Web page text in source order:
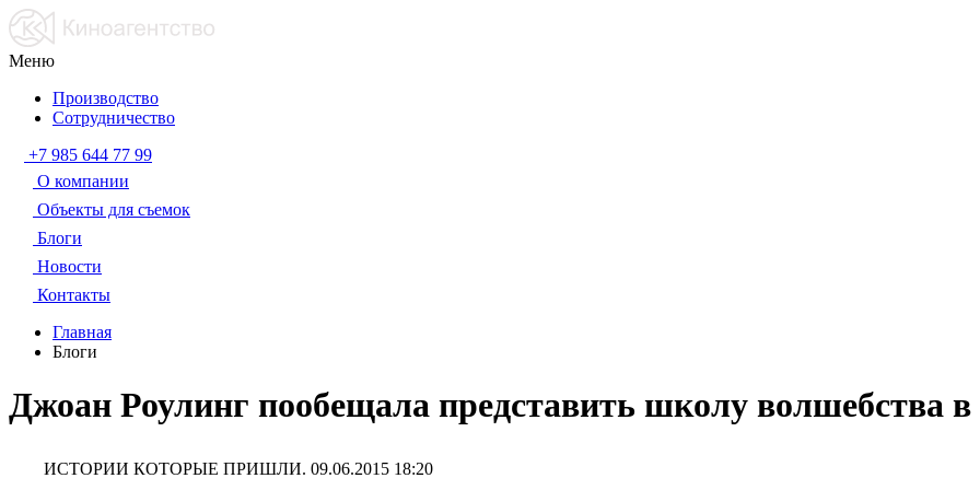
Меню
Производство
Сотрудничество
+7 985 644 77 99
О компании
Объекты для съемок
Блоги
Новости
Контакты
Главная
Блоги
Джоан Роулинг пообещала представить школу
ИСТОРИИ КОТОРЫЕ ПРИШЛИ. 09.06.2015 18:20